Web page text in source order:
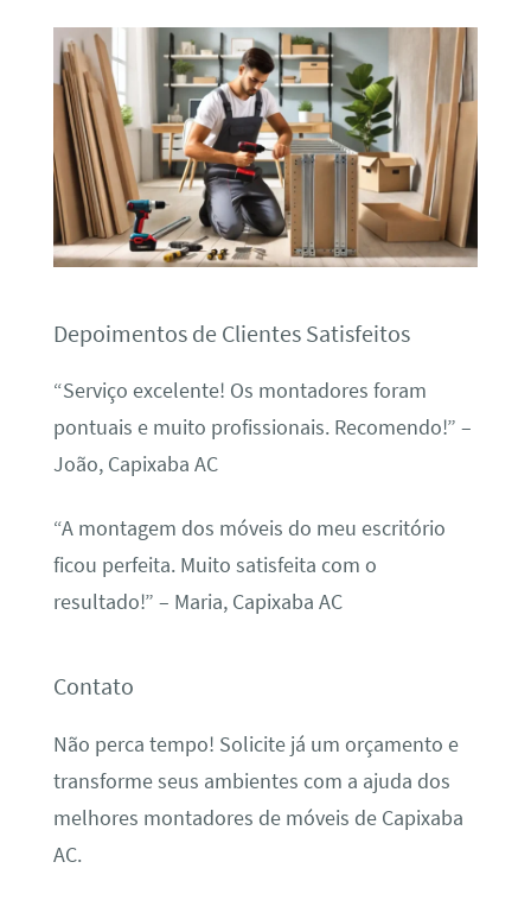
Depoimentos de Clientes Satisfeitos
“Serviço excelente! Os montadores foram
pontuais e muito profissionais. Recomendo!” –
João, Capixaba AC
“A montagem dos móveis do meu escritório
ficou perfeita. Muito satisfeita com o
resultado!” – Maria, Capixaba AC
Contato
Não perca tempo! Solicite já um orçamento e
transforme seus ambientes com a ajuda dos
melhores montadores de móveis de Capixaba
AC.